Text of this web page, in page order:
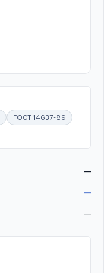
ГОСТ 14637-89
—
—
—